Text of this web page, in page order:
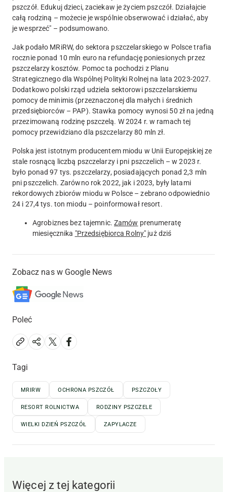
pszczół. Edukuj dzieci, zaciekaw je życiem pszczół. Działajcie
całą rodziną – możecie je wspólnie obserwować i działać, aby
je wesprzeć" – podsumowano.
Jak podało MRiRW, do sektora pszczelarskiego w Polsce trafia
rocznie ponad 10 mln euro na refundację poniesionych przez
pszczelarzy kosztów. Pomoc ta pochodzi z Planu
Strategicznego dla Wspólnej Polityki Rolnej na lata 2023-2027.
Dodatkowo polski rząd udziela sektorowi pszczelarskiemu
pomocy de minimis (przeznaczonej dla małych i średnich
przedsiębiorców – PAP). Stawka pomocy wynosi 50 zł na jedną
przezimowaną rodzinę pszczelą. W 2024 r. w ramach tej
pomocy przewidziano dla pszczelarzy 80 mln zł.
Polska jest istotnym producentem miodu w Unii Europejskiej ze
stale rosnącą liczbą pszczelarzy i pni pszczelich – w 2023 r.
było ponad 97 tys. pszczelarzy, posiadających ponad 2,3 mln
pni pszczelich. Zarówno rok 2022, jak i 2023, były latami
rekordowych zbiorów miodu w Polsce – zebrano odpowiednio
24 i 27,4 tys. ton miodu – poinformował resort.
Agrobiznes bez tajemnic. Zamów prenumeratę
miesięcznika "Przedsiębiorca Rolny" już dziś
Zobacz nas w Google News
Poleć
Tagi
MRIRW OCHRONA PSZCZÓŁ PSZCZOŁY
RESORT ROLNICTWA RODZINY PSZCZELE
WIELKI DZIEŃ PSZCZÓŁ ZAPYLACZE
Więcej z tej kategorii